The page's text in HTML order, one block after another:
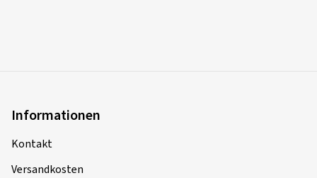
Informationen
Kontakt
Versandkosten